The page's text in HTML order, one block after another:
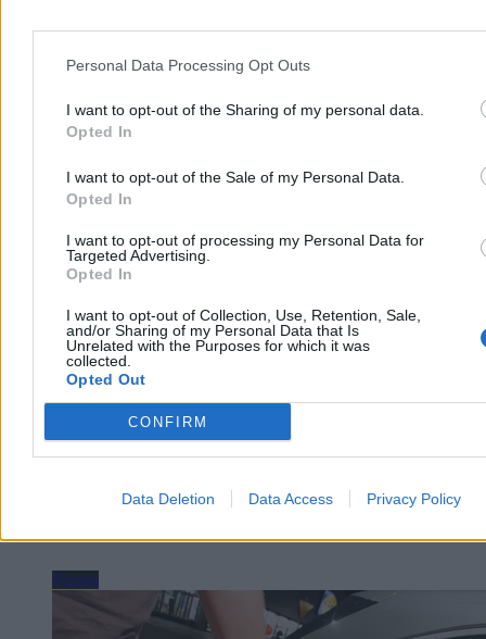
Personal Data Processing Opt Outs
I want to opt-out of the Sharing of my personal data.
Opted In
I want to opt-out of the Sale of my Personal Data.
Opted In
I want to opt-out of processing my Personal Data for
Targeted Advertising.
Opted In
I want to opt-out of Collection, Use, Retention, Sale,
and/or Sharing of my Personal Data that Is
Unrelated with the Purposes for which it was
collected.
Opted Out
CONFIRM
Data Deletion Data Access Privacy Policy
Niemiecki dziennik „Frankfurter Allgemeine Zeitung” z
odnawialnym źródłom energii: energetyce wiatrowej i słonecznej.
w zakresie polityki klimatycznej napotyka opór ze strony prezydenta
Karola Nawrockiego.
Wczoraj 14:38
Reklama
Biznes